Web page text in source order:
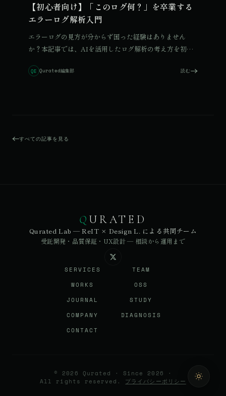
【初心者向け】「このログ何？」を卒業する
エラーログ解析入門
エラーログの見方が分からず困った経験はありません
か？本記事では、AIを活用したログ解析の考え方を初心
QE Qurated編集部 読む
すべての記事を見る
Q URATED
Qurated Lab — ReIT × Design L. による共同チーム
受託開発・品質保証・UX設計 — 相談から運用まで
SERVICES
TEAM
WORKS
OSS
JOURNAL
STUDY
COMPANY
DIAGNOSIS
CONTACT
© 2026 Qurated ·
Since 2026 ·
All rights reserved.
プライバシーポリシー